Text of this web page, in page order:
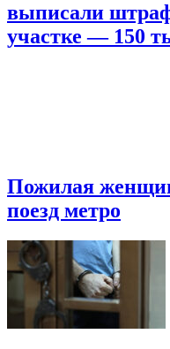
выписали
участке — 150
Пожилая
поезд метро